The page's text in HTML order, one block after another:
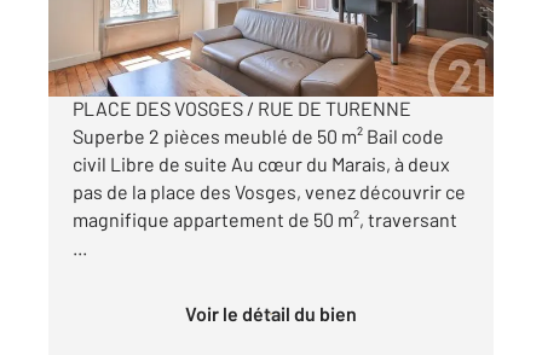
par mois charges comprises
PLACE DES VOSGES / RUE DE TURENNE
Superbe 2 pièces meublé de 50 m² Bail code
civil Libre de suite Au cœur du Marais, à deux
pas de la place des Vosges, venez découvrir ce
magnifique appartement de 50 m², traversant
...
Voir le détail du bien